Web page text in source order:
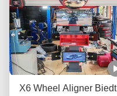
X6 Wheel Aligner Biedt